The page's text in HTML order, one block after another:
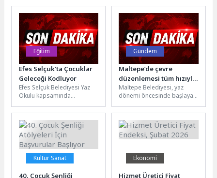
pazarlama stratejilerinde
önemli bir...
ulaştırdığı dayanışma ağı bu
yıl da kuruluyor. Gelenek...
Eğitim
Efes Selçuk’ta Çocuklar
Geleceği Kodluyor
Efes Selçuk Belediyesi Yaz
Okulu kapsamında
Kodlama Kursu, çocukları
teknolojiyle buluştururken
geleceğin becerileriyle...
Gündem
Maltepe’de çevre
düzenlemesi tüm hızıyla
sürüyor.
Maltepe Belediyesi, yaz
dönemi öncesinde başlayan
alanlarda bakım ve çevre
düzenleme çalışmalarını...
Kültür Sanat
40. Çocuk Şenliği
Ekonomi
Hizmet Üretici Fiyat